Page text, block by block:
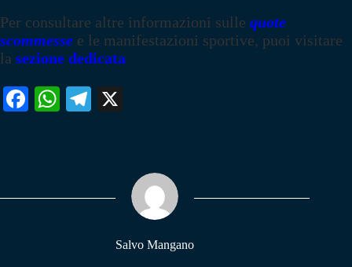
Per consultare altre informazioni sulle quote
scommesse e le manifestazioni sportive, puoi visitare
la sezione dedicata
Fa W
pp
Te
m
Salvo Mangano